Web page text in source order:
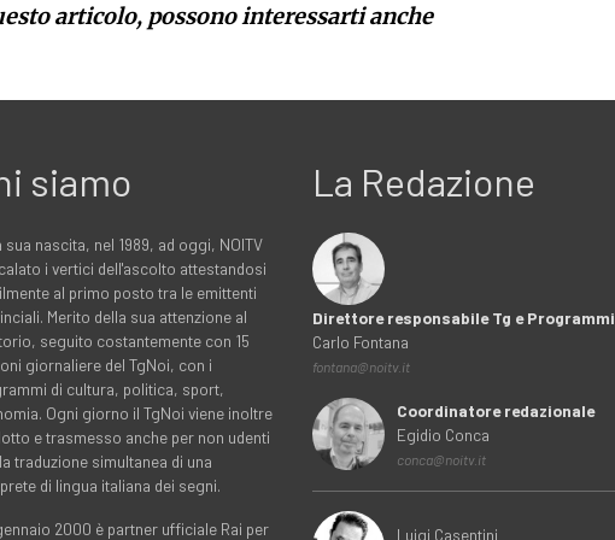
articolo, possono interessarti anche
siamo
sua nascita, nel 1989, ad oggi, NOITV
i vertici dell'ascolto attestandosi
al primo posto tra le emittenti
Merito della sua attenzione al
seguito costantemente con 15
giornaliere del TgNoi, con i
di cultura, politica, sport,
Ogni giorno il TgNoi viene inoltre
e trasmesso anche per non udenti
traduzione simultanea di una
di lingua italiana dei segni.
2000 è partner ufficiale Rai per
La Redazione
Direttore responsabile Tg e Programmi
Carlo Fontana
fontana@noitv.it
Coordinatore redazionale
Egidio Conca
conca@noitv.it
Luigi Casentini